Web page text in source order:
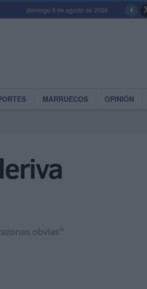
domingo 9 de agosto de 2026
MARRUECOS OPINIÓN
obvias”